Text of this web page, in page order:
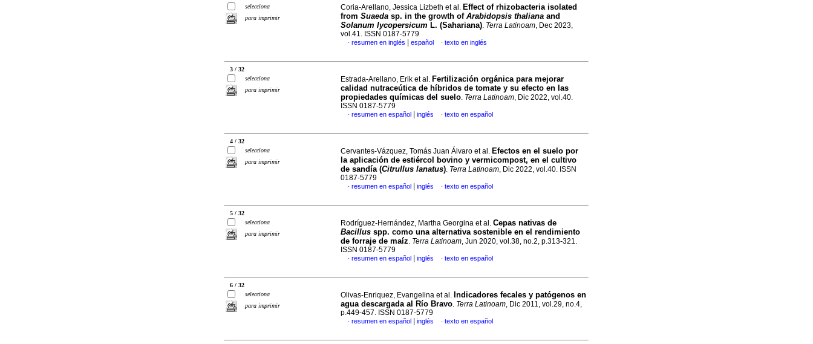
selecciona
para imprimir
Coria-Arellano, Jessica Lizbeth et al. Effect of rhizobacteria isolated
from Suaeda sp. in the growth of Arabidopsis thaliana and
Solanum lycopersicum L. (Sahariana). Terra Latinoam, Dec 2023,
vol.41. ISSN 0187-5779
· resumen en inglés español · texto en inglés
3 / 32
selecciona
para imprimir
Estrada-Arellano, Erik et al. Fertilización orgánica para mejorar
calidad nutraceútica de híbridos de tomate y su efecto en las
propiedades químicas del suelo. Terra Latinoam, Dic 2022, vol.40.
ISSN 0187-5779
· resumen en español inglés · texto en español
4 / 32
selecciona
para imprimir
Cervantes-Vázquez, Tomás Juan Álvaro et al. Efectos en el suelo por
la aplicación de estiércol bovino y vermicompost, en el cultivo
de sandía (Citrullus lanatus). Terra Latinoam, Dic 2022, vol.40. ISSN
0187-5779
· resumen en español inglés · texto en español
5 / 32
selecciona
para imprimir
Rodríguez-Hernández, Martha Georgina et al. Cepas nativas de
Bacillus spp. como una alternativa sostenible en el rendimiento
de forraje de maíz. Terra Latinoam, Jun 2020, vol.38, no.2, p.313-321.
ISSN 0187-5779
· resumen en español inglés · texto en español
6 / 32
selecciona
para imprimir
Olivas-Enriquez, Evangelina et al. Indicadores fecales y patógenos en
agua descargada al Río Bravo. Terra Latinoam, Dic 2011, vol.29, no.4,
p.449-457. ISSN 0187-5779
· resumen en español inglés · texto en español